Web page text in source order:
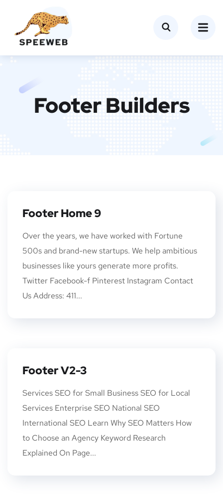
Footer Builders
Footer Home 9
Over the years, we have worked with Fortune
500s and brand-new startups. We help ambitious
businesses like yours generate more profits.
Twitter Facebook-f Pinterest Instagram Contact
Us Address: 411...
Footer V2-3
Services SEO for Small Business SEO for Local
Services Enterprise SEO National SEO
International SEO Learn Why SEO Matters How
to Choose an Agency Keyword Research
Explained On Page...